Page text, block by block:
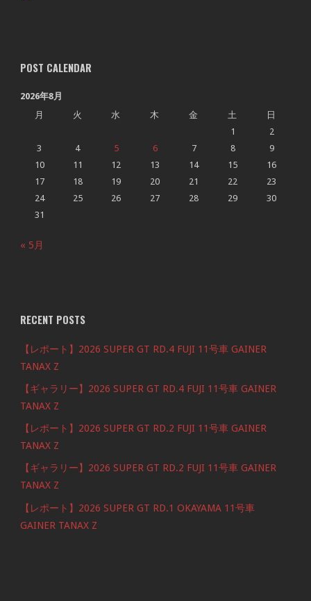
POST CALENDAR
2026年8月
月
火 水 木 金 土
日
1
2
3
4 5 6 7 8
9
10
11 12 13 14 15
16
17
18 19 20 21 22
23
24
25 26 27 28 29
30
31
« 5月
RECENT POSTS
【レポート】2026 SUPER GT RD.4 FUJI 11号車 GAINER
TANAX Z
【ギャラリー】2026 SUPER GT RD.4 FUJI 11号車 GAINER
TANAX Z
【レポート】2026 SUPER GT RD.2 FUJI 11号車 GAINER
TANAX Z
【ギャラリー】2026 SUPER GT RD.2 FUJI 11号車 GAINER
TANAX Z
【レポート】2026 SUPER GT RD.1 OKAYAMA 11号車
GAINER TANAX Z